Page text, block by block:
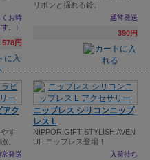
お時
。）
578円
リボンと揺れる鈴。
通常発送
390円
アク
す
。
常発送
ニップレス シリコンニップ
レス L
NIPPORIGIFT STYLISH AVEN
UE ニップレス登場！
入荷待ち